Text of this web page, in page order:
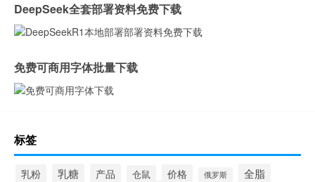
DeepSeek全套部署资料免费下载
免费可商用字体批量下载
标签
乳粉 乳糖 产品 仓鼠 价格 俄罗斯 全脂